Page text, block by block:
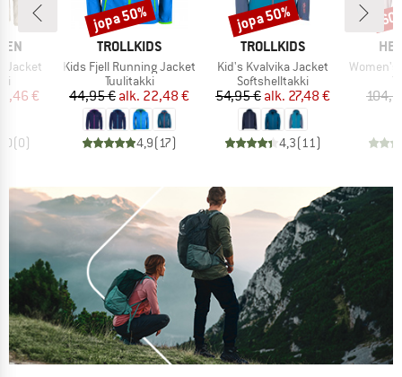
Jacket
hinta
€
(0)
MERKKI
TROLLKIDS
Tuote
Kids Fjell Running Jacket
Tuoteryhmä
Tuulitakki
Hinta
44,95 € Alennettu hinta
alk. 22,48 €
4,9(17)
Alennus
jopa 50%
MERKKI
TROLLKIDS
Tuote
Kid's Kvalvika Jacket
Tuoteryhmä
Softshelltakki
Hinta
54,95 € Alennettu hinta
alk. 27,48 €
4,3(11)
Alennus
jopa 50%
Tuote
Women's